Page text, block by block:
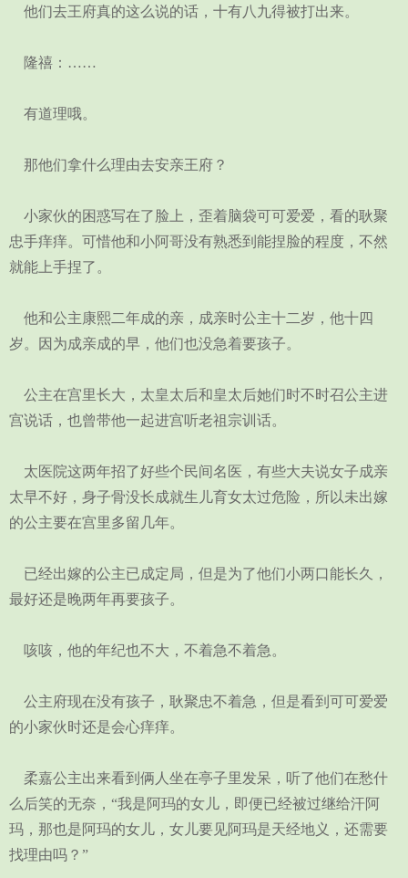
他们去王府真的这么说的话，十有八九得被打出来。
隆禧：……
有道理哦。
那他们拿什么理由去安亲王府？
小家伙的困惑写在了脸上，歪着脑袋可可爱爱，看的耿聚
忠手痒痒。可惜他和小阿哥没有熟悉到能捏脸的程度，不然
就能上手捏了。
他和公主康熙二年成的亲，成亲时公主十二岁，他十四
岁。因为成亲成的早，他们也没急着要孩子。
公主在宫里长大，太皇太后和皇太后她们时不时召公主进
宫说话，也曾带他一起进宫听老祖宗训话。
太医院这两年招了好些个民间名医，有些大夫说女子成亲
太早不好，身子骨没长成就生儿育女太过危险，所以未出嫁
的公主要在宫里多留几年。
已经出嫁的公主已成定局，但是为了他们小两口能长久，
最好还是晚两年再要孩子。
咳咳，他的年纪也不大，不着急不着急。
公主府现在没有孩子，耿聚忠不着急，但是看到可可爱爱
的小家伙时还是会心痒痒。
柔嘉公主出来看到俩人坐在亭子里发呆，听了他们在愁什
么后笑的无奈，“我是阿玛的女儿，即便已经被过继给汗阿
玛，那也是阿玛的女儿，女儿要见阿玛是天经地义，还需要
找理由吗？”